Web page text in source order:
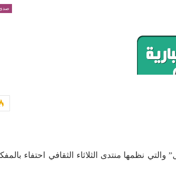
صدى
نظمها منتدى الثلاثاء الثقافي احتفاء